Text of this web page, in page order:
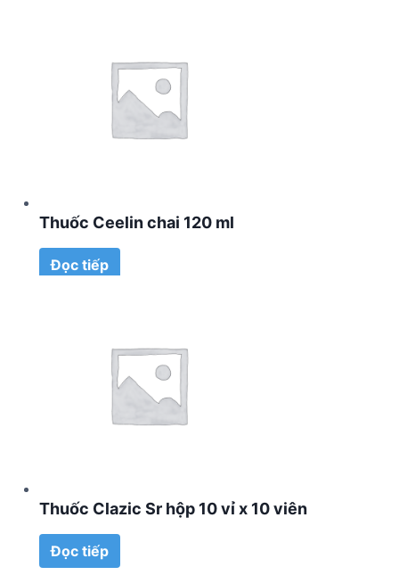
Thuốc Ceelin chai 120 ml
Đọc tiếp
Thuốc Clazic Sr hộp 10 vỉ x 10 viên
Đọc tiếp